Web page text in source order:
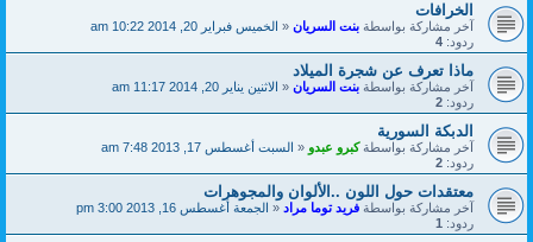
الخرافات
آخر مشاركة بواسطة بنت السريان « الخميس فبراير 20, 2014 10:22 am
ردود: 4
ماذا تعرف عن شجرة الميلاد
آخر مشاركة بواسطة بنت السريان « الاثنين يناير 20, 2014 11:17 am
ردود: 2
الدبكة السورية
آخر مشاركة بواسطةكبرو عبدو « السبت أغسطس 17, 2013 7:48 am
ردود: 2
معتقدات حول اللون ..الألوان والمجوهرات
آخر مشاركة بواسطة فريد توما مراد « الجمعة أغسطس 16, 2013 3:00 pm
ردود: 1